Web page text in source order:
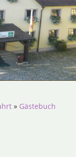
» Gästebuch